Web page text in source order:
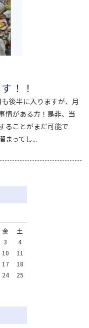
！！
後半に入りますが、月
情がある方！是非、当
ることがまだ可能で
まってし...
金
土
3
4
10
11
17
18
24
25